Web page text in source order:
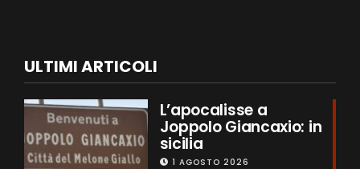
ULTIMI ARTICOLI
L’apocalisse a
Joppolo Giancaxio: in
sicilia
1 AGOSTO 2026